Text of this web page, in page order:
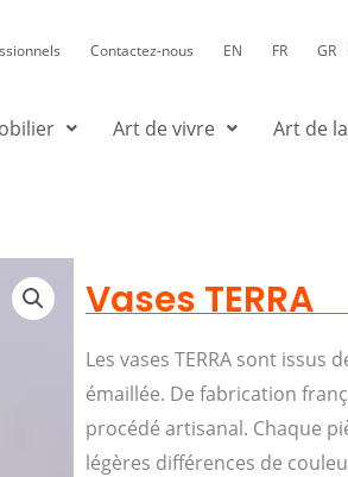
Contactez-nous EN FR GR
Art de vivre Art de
Vases TERRA
Les vases TERRA sont
émaillée. De fabrication
procédé artisanal. Chaque
légères différences de